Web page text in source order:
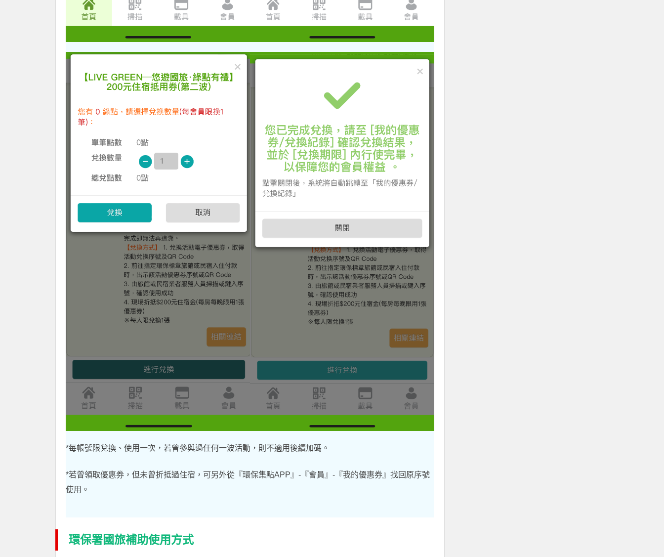
*每帳號限兌換、使用一次，若曾參與過任何一波活動，則不適用後續加碼。
*若曾領取優惠券，但未曾折抵過住宿，可另外從『環保集點APP』-『會員』-『我的優惠券』找回原序號
使用。
環保署國旅補助使用方式